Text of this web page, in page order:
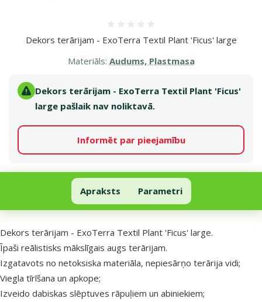
Dekors terārijam - ExoTerra Textil Plant 'Ficus' large
Materiāls: Audums, Plastmasa
Dekors terārijam - ExoTerra Textil Plant 'Ficus'
large pašlaik nav noliktavā.
Informēt par pieejamību
Dekors terārijam - ExoTerra Textil Plant 'Ficus' large
Apraksts Parametri
Uz lapas sākumu
superzoo.product.detail.content
Dekors terārijam - ExoTerra Textil Plant 'Ficus' large.
Īpaši reālistisks mākslīgais augs terārijam.
Izgatavots no netoksiska materiāla, nepiesārņo terārija vidi;
Viegla tīrīšana un apkope;
Izveido dabiskas slēptuves rāpuļiem un abiniekiem;